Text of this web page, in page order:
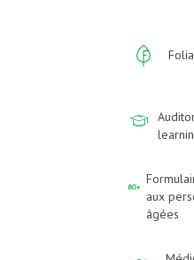
Folia
aux
âgées